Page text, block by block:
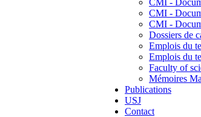
CMI -
CMI -
CMI -
Dossiers de
Emplois du
Emplois du
Faculty of
Mémoires
Publications
USJ
Contact